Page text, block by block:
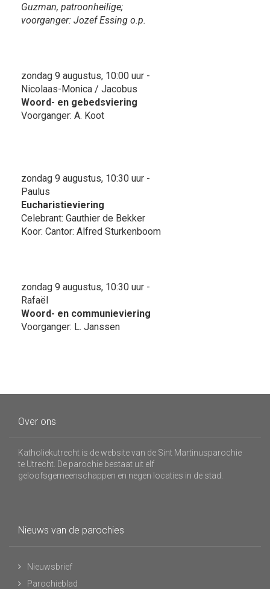
Guzman, patroonheilige;
voorganger: Jozef Essing o.p.
zondag 9 augustus, 10:00 uur -
Nicolaas-Monica / Jacobus
Woord- en gebedsviering
Voorganger: A. Koot
zondag 9 augustus, 10:30 uur -
Paulus
Eucharistieviering
Celebrant: Gauthier de Bekker
Koor: Cantor: Alfred Sturkenboom
zondag 9 augustus, 10:30 uur -
Rafaël
Woord- en communieviering
Voorganger: L. Janssen
Over ons
Katholiekutrecht is de website van de Sint Martinusparochie
te Utrecht. De parochie bestaat uit elf
geloofsgemeenschappen en negen locaties in de stad.
Nieuws van de parochies
Nieuwsbrief
Parochieblad